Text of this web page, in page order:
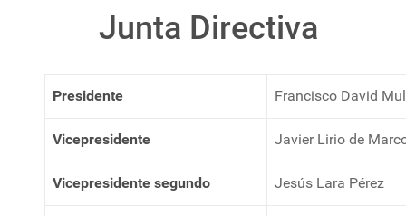
Junta Directiva
Presidente Francisco David
Vicepresidente Javier Lirio de
Vicepresidente segundo Jesús Lara Pérez